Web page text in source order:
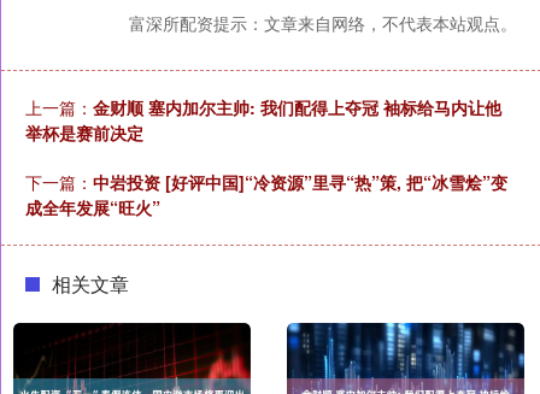
富深所配资提示：文章来自网络，不代表本站观点。
上一篇： 金财顺 塞内加尔主帅: 我们配得上夺冠 袖标给马内让他
举杯是赛前决定
下一篇： 中岩投资 [好评中国]“冷资源”里寻“热”策, 把“冰雪烩”变
成全年发展“旺火”
相关文章